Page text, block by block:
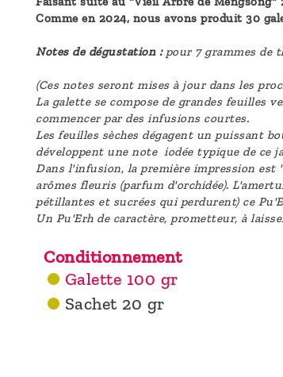
Comme en 2024, nous avons produit 30
Notes de dégustation : pour 7 grammes de
(Ces notes seront mises à jour dans les
La galette se compose de grandes feuilles
commencer par des infusions courtes.
Les feuilles sèches dégagent un puissant
développent une note iodée typique de ce
Dans l'infusion, la première impression est
arômes fleuris (parfum d'orchidée).
pétillantes et sucrées qui perdurent) ce
Un Pu'Erh de caractère, prometteur, à
Conditionnement
Galette 100 gr
Sachet 20 gr